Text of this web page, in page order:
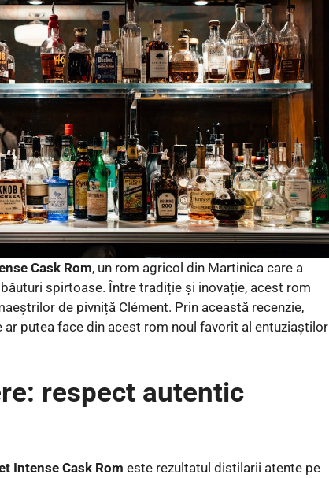
Cask Rom, un rom agricol din Martinica care a
spirtoase. Între tradiție și inovație, acest rom
de pivniță Clément. Prin această recenzie,
putea face din acest rom noul favorit al entuziaștilor
respect autentic
Intense Cask Rom este rezultatul distilarii atente pe